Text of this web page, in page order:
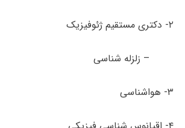
۲- دکتری مستقیم ژئوفیزیک
– زلزله شناسی
۳- هواشناسی